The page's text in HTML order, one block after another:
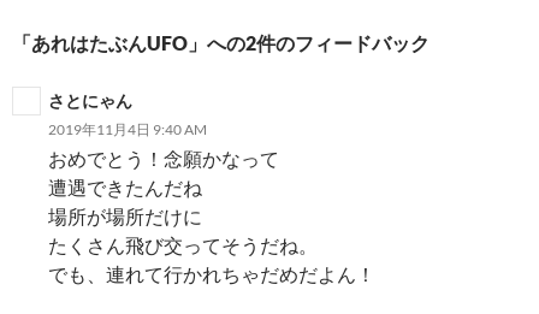
ー
ョ
「あれはたぶんUFO」への2件のフィードバック
さとにゃん
2019年11月4日 9:40 AM
おめでとう！念願かなって
遭遇できたんだね
場所が場所だけに
たくさん飛び交ってそうだね。
でも、連れて行かれちゃだめだよん！